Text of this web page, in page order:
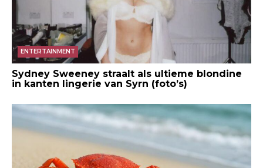
ENTERTAINMENT
Sydney Sweeney straalt als ultieme blondine
in kanten lingerie van Syrn (foto’s)